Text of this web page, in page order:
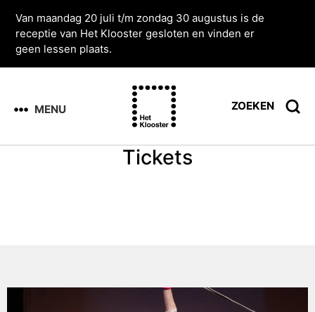
Van maandag 20 juli t/m zondag 30 augustus is de
receptie van Het Klooster gesloten en vinden er
geen lessen plaats.
MENU ZOEKEN
Tickets